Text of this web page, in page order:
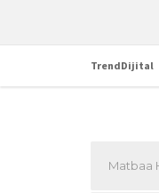
TrendDijital
Matbaa